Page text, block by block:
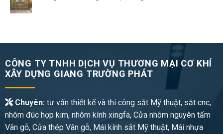
CÔNG TY TNHH DỊCH VỤ THƯƠNG MẠI CƠ KHÍ
XÂY DỰNG GIANG TRƯỜNG PHÁT
Chuyên:tư vấn thiết kế và thi công sắt Mỹ thuật, sắt cnc,
nhôm đúc hợp kim, nhôm kính xingfa, Cửa nhôm nguyên tấm
Vân gỗ, Cửa thép Vân gỗ, Mái kính sắt Mỹ thuật, Mái nhựa